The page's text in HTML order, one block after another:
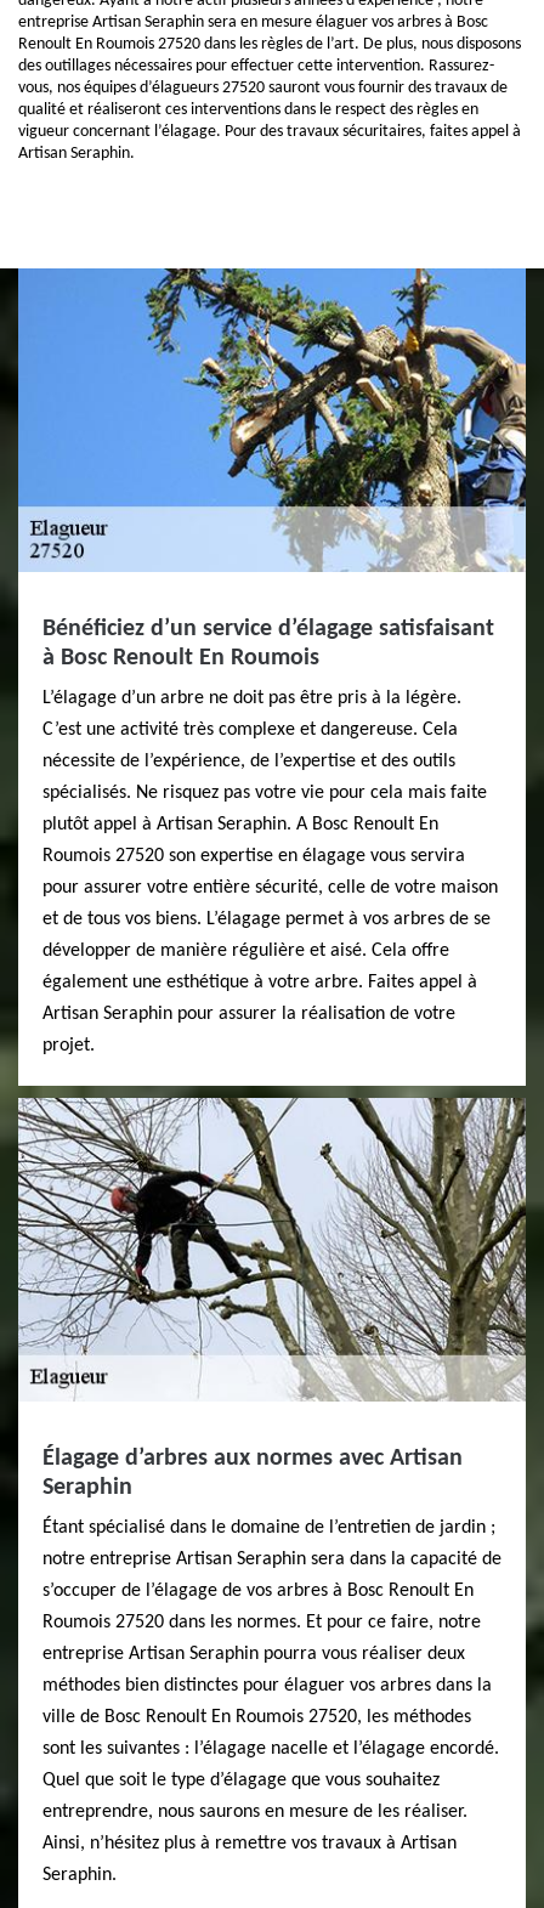
entreprise Artisan Seraphin sera en mesure élaguer vos arbres à Bosc
Renoult En Roumois 27520 dans les règles de l’art. De plus, nous disposons
des outillages nécessaires pour effectuer cette intervention. Rassurez-
vous, nos équipes d’élagueurs 27520 sauront vous fournir des travaux de
qualité et réaliseront ces interventions dans le respect des règles en
vigueur concernant l’élagage. Pour des travaux sécuritaires, faites appel à
Artisan Seraphin.
Bénéficiez d’un service d’élagage satisfaisant
à Bosc Renoult En Roumois
L’élagage d’un arbre ne doit pas être pris à la légère.
C’est une activité très complexe et dangereuse. Cela
nécessite de l’expérience, de l’expertise et des outils
spécialisés. Ne risquez pas votre vie pour cela mais faite
plutôt appel à Artisan Seraphin. A Bosc Renoult En
Roumois 27520 son expertise en élagage vous servira
pour assurer votre entière sécurité, celle de votre maison
et de tous vos biens. L’élagage permet à vos arbres de se
développer de manière régulière et aisé. Cela offre
également une esthétique à votre arbre. Faites appel à
Artisan Seraphin pour assurer la réalisation de votre
projet.
Élagage d’arbres aux normes avec Artisan
Seraphin
Étant spécialisé dans le domaine de l’entretien de jardin ;
notre entreprise Artisan Seraphin sera dans la capacité de
s’occuper de l’élagage de vos arbres à Bosc Renoult En
Roumois 27520 dans les normes. Et pour ce faire, notre
entreprise Artisan Seraphin pourra vous réaliser deux
méthodes bien distinctes pour élaguer vos arbres dans la
ville de Bosc Renoult En Roumois 27520, les méthodes
sont les suivantes : l’élagage nacelle et l’élagage encordé.
Quel que soit le type d’élagage que vous souhaitez
entreprendre, nous saurons en mesure de les réaliser.
Ainsi, n’hésitez plus à remettre vos travaux à Artisan
Seraphin.